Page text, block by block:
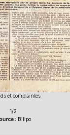
et complaintes
1/2
: Bilipo